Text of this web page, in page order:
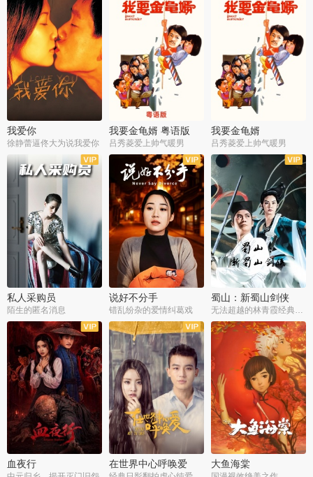
我爱你
徐静蕾逼佟大为说我爱你
我要金龟婿 粤语版
吕秀菱爱上帅气暖男
我要金龟婿
吕秀菱爱上帅气暖男
私人采购员
陌生的匿名消息
说好不分手
错乱纷杂的爱情纠葛戏
蜀山：新蜀山剑侠
无法超越的林青霞经典角色
血夜行 在世界中心呼唤爱 大鱼海棠